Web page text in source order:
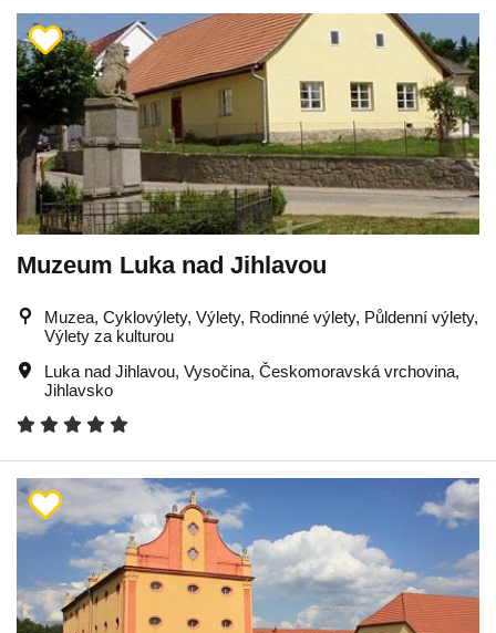
Muzeum Luka nad Jihlavou
Muzea, Cyklovýlety, Výlety, Rodinné výlety, Půldenní výlety,
Výlety za kulturou
Luka nad Jihlavou, Vysočina, Českomoravská vrchovina,
Jihlavsko